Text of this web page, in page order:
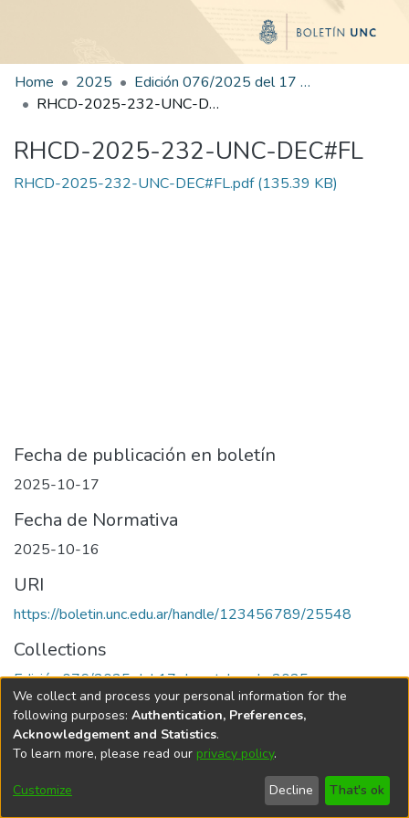
Home 2025
Edición 076/2025 del 17 de octubre de 2025
RHCD-2025-232-UNC-DEC#FL
RHCD-2025-232-UNC-DEC#FL
RHCD-2025-232-UNC-DEC#FL.pdf(135.39 KB)
Fecha de publicación en boletín
2025-10-17
Fecha de Normativa
2025-10-16
URI
https://boletin.unc.edu.ar/handle/123456789/25548
Collections
Edición 076/2025 del 17 de octubre de 2025
Universidad Nacional de Córdoba
We collect and process your personal information for the
following purposes: Authentication, Preferences,
Acknowledgement and Statistics.
To learn more, please read our privacy policy.
Customize Decline That's ok